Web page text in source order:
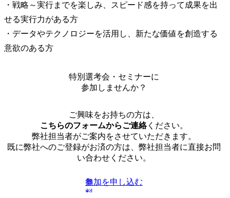
・戦略～実行までを楽しみ、スピード感を持って成果を出
せる実行力がある方
・データやテクノロジーを活用し、新たな価値を創造する
意欲のある方
特別選考会・セミナーに
参加しませんか？
ご興味をお持ちの方は、
こちらのフォームからご連絡ください。
弊社担当者がご案内をさせていただきます。
既に弊社へのご登録がお済の方は、弊社担当者に直接お問
い合わせください。
無
料
参加を申し込む